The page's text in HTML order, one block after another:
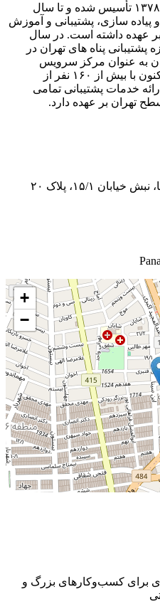
شرکت پناه تهران (غرب) در سال ۱۳۷۸ تأسیس شده و تا سال
و پیاده سازی، پشتیبانی و آموزش
عهده داشته است. در سال
پشتیبانی پناه های تهران در
به عنوان مرکز سرویس
پشتیبانی شروع به کار کرد و هم اکنون با بیش از ۱۶۰ نفر از
خدمات پشتیبانی تمامی
تهران بر عهده دارد.
۱۵/۱، پلاک ۲۰
+
−
برای کسب‌وکارهای بزرگ و